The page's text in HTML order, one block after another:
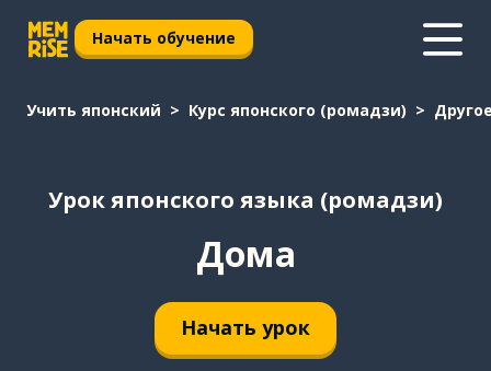
Начать обучение
Учить японский Курс японского (ромадзи)
Урок японского языка (ромадзи)
Дома
Начать урок